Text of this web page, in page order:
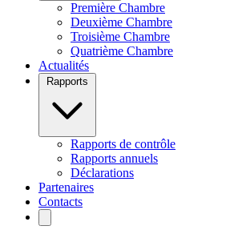
Première Chambre
Deuxième Chambre
Troisième Chambre
Quatrième Chambre
Actualités
Rapports de contrôle
Rapports annuels
Déclarations
Partenaires
Contacts